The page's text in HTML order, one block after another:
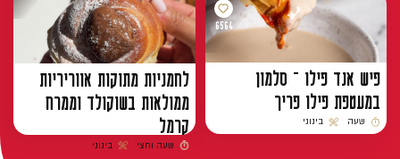
6564
פיש אנד פילו – סלמון
במעטפת פילו פריך
זמן הכנה
שעה
רמת קושי
בינוני
לחמניות מתוקות אווריריות
ממולאות בשוקולד וממרח
קרמל
זמן הכנה
שעה וחצי
רמת קושי
בינוני